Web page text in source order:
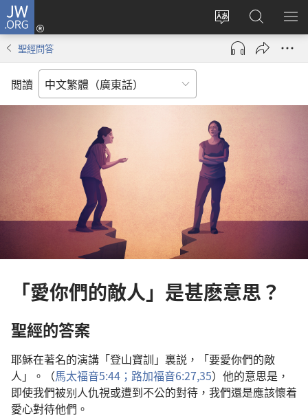
JW.ORG
更
改
網
言
登
錄
（開
窗）
搜
尋
JW.ORG
顯
聖經問答
閲讀
「愛你們的敵人」是甚麽意思？
聖經的答案
耶穌在著名的演講「登山寶訓」裏説，「要愛你們的敵
人」。（馬太福音5:44； 路加福音6:27,35）他的意思是，
即使我們被别人仇視或遭到不公的對待，我們還是應該懷着
愛心對待他們。